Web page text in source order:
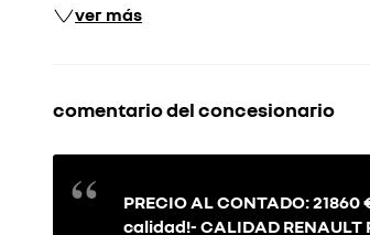
ver más
comentario del concesionario
PRECIO AL CONTADO:
calidad!- CALIDAD